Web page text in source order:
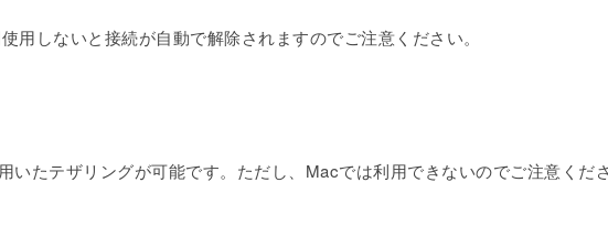
用しないと接続が自動で解除されますのでご注意ください。
いたテザリングが可能です。ただし、Macでは利用できないのでご注意くだ